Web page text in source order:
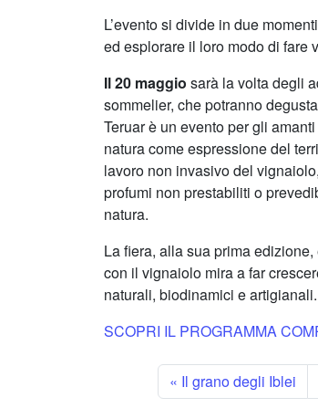
L’evento si divide in due
ed esplorare il loro modo di fare
Il 20 maggio sarà la volta degli
sommelier, che potranno
Teruar è un evento per gli
natura come espressione del
lavoro non invasivo del
profumi non prestabiliti o
natura.
La fiera, alla sua prima
con il vignaiolo mira a far
naturali, biodinamici e artigianali.
SCOPRI IL PROGRAMMA
Il grano degli Iblei